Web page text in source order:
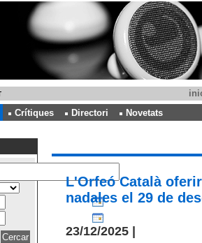
Crítiques Directori Novetats
L'Orfeó Català
nadales el 29 de
23/12/2025 |